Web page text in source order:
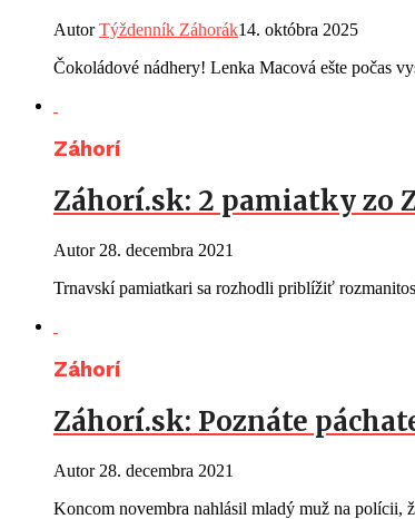
AutorTýždenník Záhorák14. októbra 2025
Čokoládové nádhery! Lenka Macová ešte počas
Záhorí
Záhorí.sk: 2 pamiatky zo
Autor 28. decembra 2021
Trnavskí pamiatkari sa rozhodli priblížiť
Záhorí
Záhorí.sk: Poznáte
Autor 28. decembra 2021
Koncom novembra nahlásil mladý muž na polícii,